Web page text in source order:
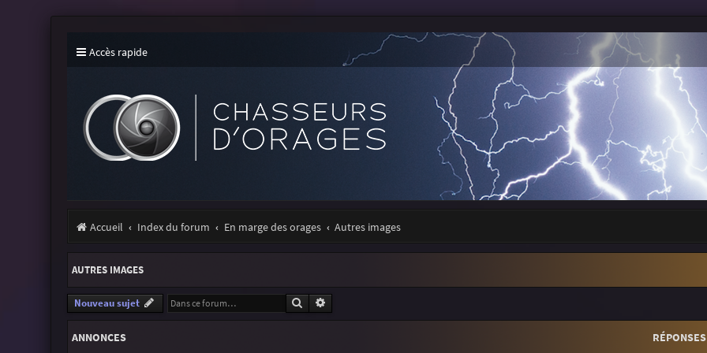
Accès rapide
Accueil Index du forum En marge des orages Autres images
AUTRES IMAGES
Nouveau sujet Rechercher
ANNONCES RÉPONSES